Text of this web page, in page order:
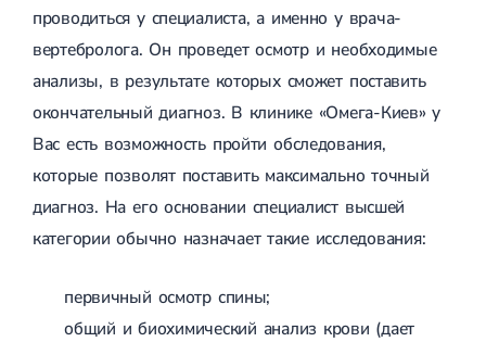
проводиться у специалиста, а именно у врача-
вертебролога. Он проведет осмотр и необходимые
анализы, в результате которых сможет поставить
окончательный диагноз. В клинике «Омега-Киев» у
Вас есть возможность пройти обследования,
которые позволят поставить максимально точный
диагноз. На его основании специалист высшей
категории обычно назначает такие исследования:
первичный осмотр спины;
общий и биохимический анализ крови (дает